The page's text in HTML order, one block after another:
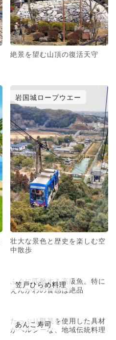
絶景を望む山頂の復活天守
岩国城ロープウエー
壮大な景色と歴史を楽しむ空
中散歩
笠戸ひらめ料理
ふぐに匹敵する高級魚。特に
えんがわの食感は絶品
あんこ寿司
たっぷり野菜を使用した具材
がヘルシーな、地域伝統料理